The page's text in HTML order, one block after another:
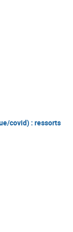
covid) : ressorts